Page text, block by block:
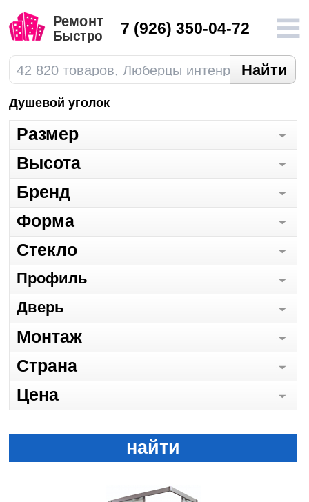
7 (926) 350-04-72
Душевой уголок
Размер
Высота
Бренд
Форма
Стекло
Профиль
Дверь
Монтаж
Страна
Цена
найти